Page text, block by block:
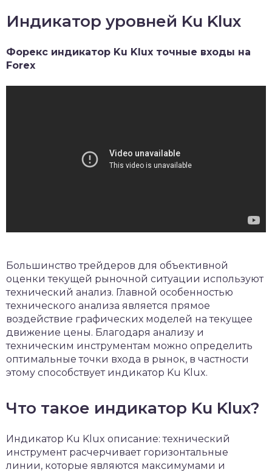
Индикатор уровней Ku Klux
Форекс индикатор Ku Klux точные входы на
Forex
Большинство трейдеров для объективной
оценки текущей рыночной ситуации используют
технический анализ. Главной особенностью
технического анализа является прямое
воздействие графических моделей на текущее
движение цены. Благодаря анализу и
техническим инструментам можно определить
оптимальные точки входа в рынок, в частности
этому способствует индикатор Ku Klux.
Что такое индикатор Ku Klux?
Индикатор Ku Klux описание: технический
инструмент расчерчивает горизонтальные
линии, которые являются максимумами и